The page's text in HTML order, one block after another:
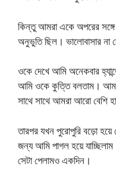
কিন্তু আমরা একে অপরের
অনুভুতি ছিল। ভালোবাসার না
ওকে দেখে আমি অনেকবার
আমি ওকে কুত্তি বলতাম।
সাথে সাথে আমরা আরো বেশি
তারপর যখন পুরোপুরি বড়ো
জন্য আমি পাগল হয়ে
সেটা পেলামও একদিন।